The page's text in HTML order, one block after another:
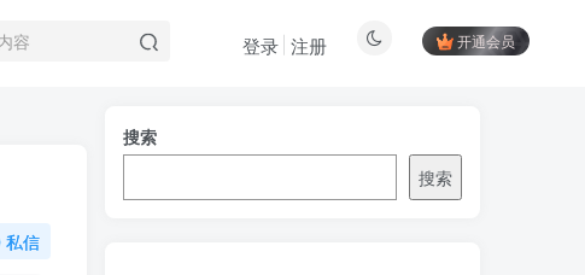
开通会员
登录 注册
私信
搜索
搜索